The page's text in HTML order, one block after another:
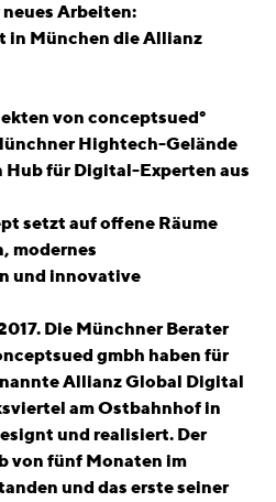
Arbeiten:
in München die Allianz
von conceptsued°
Hightech-Gelände
Hub für Digital-Experten aus
setzt auf offene Räume
modernes
und innovative
Die Münchner Berater
gmbh haben für
Allianz Global Digital
am Ostbahnhof in
und realisiert. Der
von fünf Monaten im
und das erste seiner